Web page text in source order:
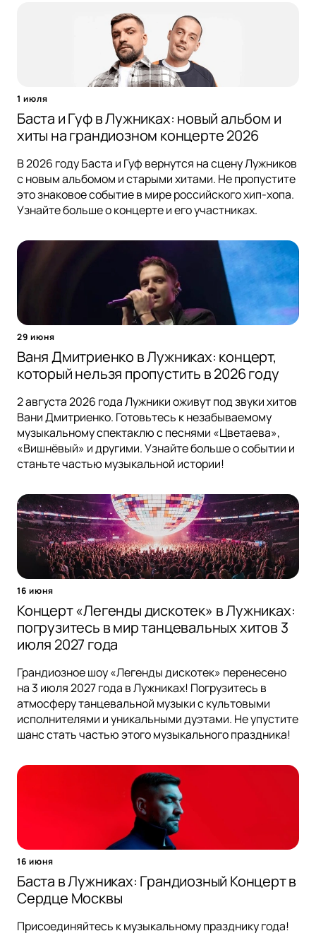
1 июля
Баста и Гуф в Лужниках: новый альбом и
хиты на грандиозном концерте 2026
В 2026 году Баста и Гуф вернутся на сцену Лужников
с новым альбомом и старыми хитами. Не пропустите
это знаковое событие в мире российского хип-хопа.
Узнайте больше о концерте и его участниках.
29 июня
Ваня Дмитриенко в Лужниках: концерт,
который нельзя пропустить в 2026 году
2 августа 2026 года Лужники оживут под звуки хитов
Вани Дмитриенко. Готовьтесь к незабываемому
музыкальному спектаклю с песнями «Цветаева»,
«Вишнёвый» и другими. Узнайте больше о событии и
станьте частью музыкальной истории!
16 июня
Концерт «Легенды дискотек» в Лужниках:
погрузитесь в мир танцевальных хитов 3
июля 2027 года
Грандиозное шоу «Легенды дискотек» перенесено
на 3 июля 2027 года в Лужниках! Погрузитесь в
атмосферу танцевальной музыки с культовыми
исполнителями и уникальными дуэтами. Не упустите
шанс стать частью этого музыкального праздника!
16 июня
Баста в Лужниках: Грандиозный Концерт в
Сердце Москвы
Присоединяйтесь к музыкальному празднику года!